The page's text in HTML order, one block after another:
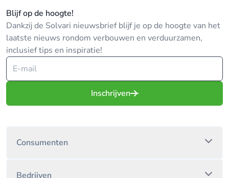
Blijf op de hoogte!
Dankzij de Solvari nieuwsbrief blijf je op de hoogte van het
laatste nieuws rondom verbouwen en verduurzamen,
inclusief tips en inspiratie!
Inschrijven
Consumenten
Bedrijven